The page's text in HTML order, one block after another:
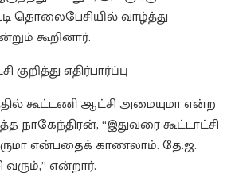
தொலைபேசியில் வாழ்த்து
கூறினார்.
எதிர்பார்ப்பு
கூட்டணி ஆட்சி அமையுமா என்ற
நாகேந்திரன், “இதுவரை கூட்டாட்சி
என்பதைக் காணலாம். தே.ஜ.
என்றார்.